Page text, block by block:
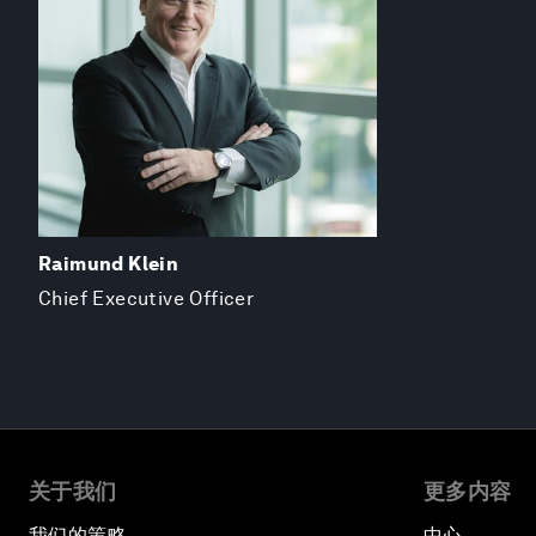
Raimund Klein
Chief Executive Officer
关于我们 更多内容